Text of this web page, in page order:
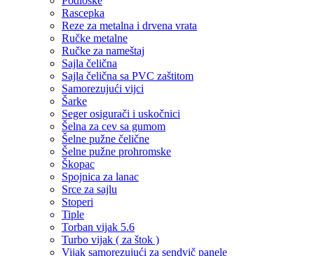
Rascepka
Reze za metalna i drvena vrata
Ručke metalne
Ručke za nameštaj
Sajla čelična
Sajla čelična sa PVC zaštitom
Samorezujući vijci
Šarke
Seger osigurači i uskočnici
Šelna za cev sa gumom
Šelne pužne čelične
Šelne pužne prohromske
Škopac
Spojnica za lanac
Srce za sajlu
Stoperi
Tiple
Torban vijak 5.6
Turbo vijak ( za štok )
Vijak samorezujući za sendvič panele